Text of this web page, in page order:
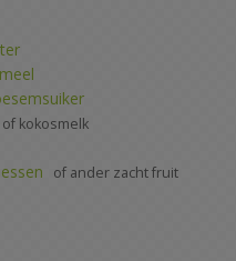
of kokosmelk
of ander zacht fruit